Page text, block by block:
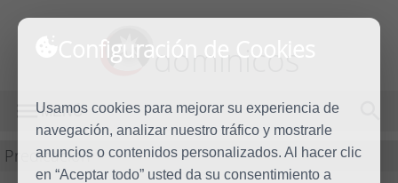
Configuración de Cookies
Usamos cookies para mejorar su experiencia de
navegación, analizar nuestro tráfico y mostrarle
anuncios o contenidos personalizados. Al hacer clic
en “Aceptar todo” usted da su consentimiento a
dominicos
MENÚ
Predicación